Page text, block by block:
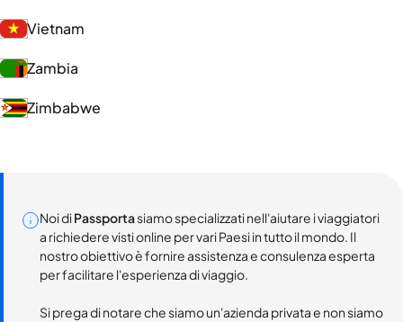
Vietnam
Zambia
Zimbabwe
Noi diPassportasiamo specializzati nell'aiutare i viaggiatori
a richiedere visti online per vari Paesi in tutto il mondo. Il
nostro obiettivo è fornire assistenza e consulenza esperta
per facilitare l'esperienza di viaggio.
Si prega di notare che siamo un'azienda privata e non siamo